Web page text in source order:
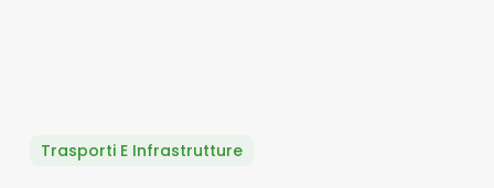
Trasporti E Infrastrutture